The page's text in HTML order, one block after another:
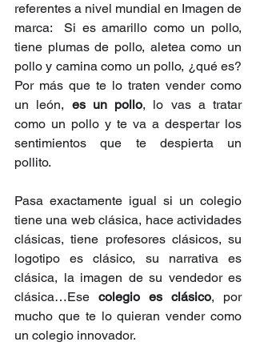
referentes a nivel mundial en Imagen de
marca:  Si es amarillo como un pollo,
tiene plumas de pollo, aletea como un
pollo y camina como un pollo, ¿qué es?
Por más que te lo traten vender como
un león, es un pollo, lo vas a tratar
como un pollo y te va a despertar los
sentimientos que te despierta un
pollito.
Pasa exactamente igual si un colegio
tiene una web clásica, hace actividades
clásicas, tiene profesores clásicos, su
logotipo es clásico, su narrativa es
clásica, la imagen de su vendedor es
clásica…Ese colegio es clásico, por
mucho que te lo quieran vender como
un colegio innovador.